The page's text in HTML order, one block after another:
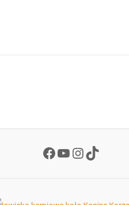
Facebook
YouTube
Instagram
TikTok